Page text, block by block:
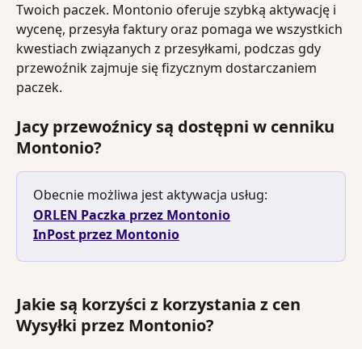
Twoich paczek. Montonio oferuje szybką aktywację i
wycenę, przesyła faktury oraz pomaga we wszystkich
kwestiach związanych z przesyłkami, podczas gdy
przewoźnik zajmuje się fizycznym dostarczaniem
paczek.
Jacy przewoźnicy są dostępni w cenniku
Montonio?
Obecnie możliwa jest aktywacja usług:
ORLEN Paczka przez Montonio
InPost przez Montonio
Jakie są korzyści z korzystania z cen
Wysyłki przez Montonio?